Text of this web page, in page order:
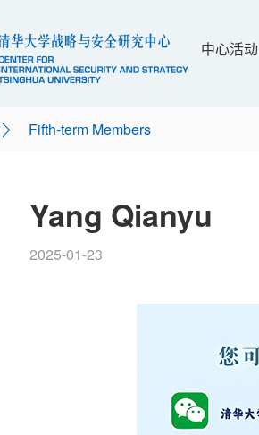
中心活动
Fifth-term Members
Yang Qianyu
2025-01-23